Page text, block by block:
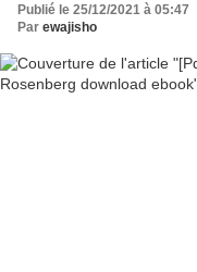
Publié le 25/12/2021 à 05:47
Par ewajisho